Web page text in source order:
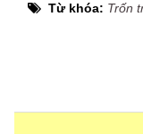
Từ khóa: Trốn